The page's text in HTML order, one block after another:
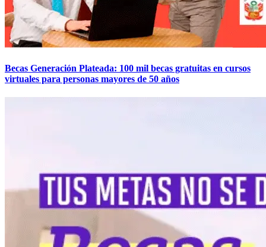
Becas Generación Plateada: 100 mil becas gratuitas en cursos
virtuales para personas mayores de 50 años